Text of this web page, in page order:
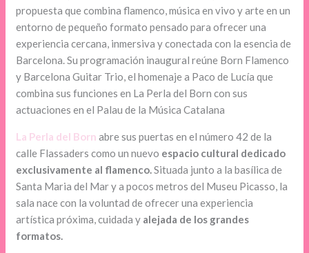
propuesta que combina flamenco, música en vivo y arte en un
entorno de pequeño formato pensado para ofrecer una
experiencia cercana, inmersiva y conectada con la esencia de
Barcelona. Su programación inaugural reúne Born Flamenco
y Barcelona Guitar Trio, el homenaje a Paco de Lucía que
combina sus funciones en La Perla del Born con sus
actuaciones en el Palau de la Música Catalana
La Perla del Born abre sus puertas en el número 42 de la
calle Flassaders como un nuevo espacio cultural dedicado
exclusivamente al flamenco.Situada junto a la basílica de
Santa Maria del Mar y a pocos metros del Museu Picasso, la
sala nace con la voluntad de ofrecer una experiencia
artística próxima, cuidada y alejada de los grandes
formatos.